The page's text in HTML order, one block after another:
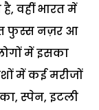
वहीं भारत में
फुस्स नज़र आ
में इसका
में कई मरीजों
स्पेन, इटली